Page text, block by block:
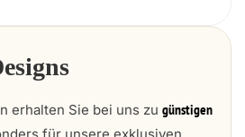
erhalten Sie bei uns zu günstigen